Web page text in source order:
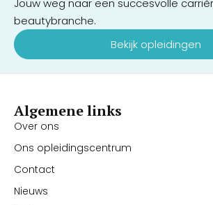
Jouw weg naar een succesvolle
beautybranche.
Bekijk opleidingen
Algemene links
Over ons
Ons opleidingscentrum
Contact
Nieuws